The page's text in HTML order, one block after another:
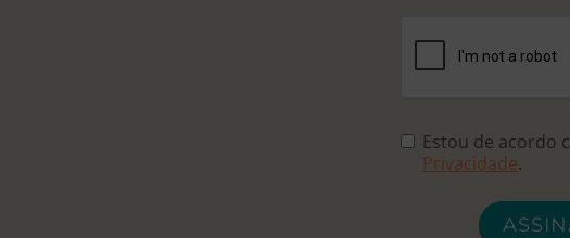
Estou de acordo
Privacidade.